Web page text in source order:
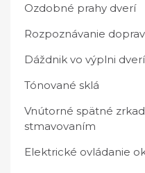
Ozdobné prahy dverí
Rozpoznávanie
Dáždnik vo výplni
Tónované sklá
Vnútorné spätné
stmavovaním
Elektrické ovládanie